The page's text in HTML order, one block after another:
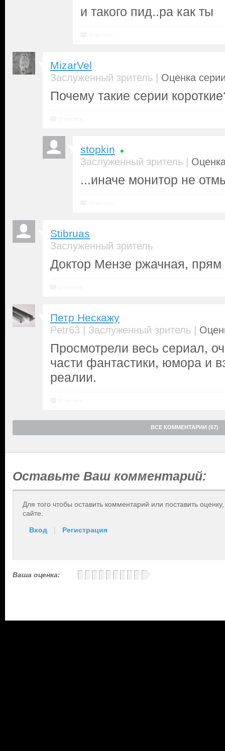
и такого пид..ра как ты
MizarVel
Заслуженный зритель | Оценка
Почему такие серии
stopkin
Заслуженный зритель |
...иначе монитор не
Stibruas
Заслуженный зритель
Доктор Мензе ржачная,
Петр Нескажу
Petr63 | Заслуженный зритель |
Просмотрели весь сериал,
части фантастики, юмора и
реалии.
ВСЕ КОММЕНТАРИИ (67)
Оставьте Ваш комментарий:
Для того чтобы оставить комментарий или поставить
сайте.
Вход | Регистрация
Ваша оценка: